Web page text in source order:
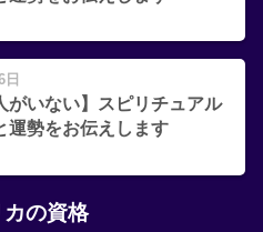
日
がいない】スピリチュアル
運勢をお伝えします
の資格